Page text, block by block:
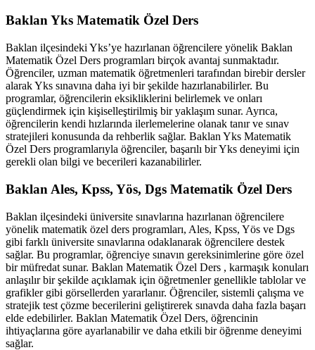
Baklan Yks Matematik Özel Ders
Baklan ilçesindeki Yks’ye hazırlanan öğrencilere yönelik Baklan
Matematik Özel Ders programları birçok avantaj sunmaktadır.
Öğrenciler, uzman matematik öğretmenleri tarafından birebir dersler
alarak Yks sınavına daha iyi bir şekilde hazırlanabilirler. Bu
programlar, öğrencilerin eksikliklerini belirlemek ve onları
güçlendirmek için kişiselleştirilmiş bir yaklaşım sunar. Ayrıca,
öğrencilerin kendi hızlarında ilerlemelerine olanak tanır ve sınav
stratejileri konusunda da rehberlik sağlar. Baklan Yks Matematik
Özel Ders programlarıyla öğrenciler, başarılı bir Yks deneyimi için
gerekli olan bilgi ve becerileri kazanabilirler.
Baklan Ales, Kpss, Yös, Dgs Matematik Özel Ders
Baklan ilçesindeki üniversite sınavlarına hazırlanan öğrencilere
yönelik matematik özel ders programları, Ales, Kpss, Yös ve Dgs
gibi farklı üniversite sınavlarına odaklanarak öğrencilere destek
sağlar. Bu programlar, öğrenciye sınavın gereksinimlerine göre özel
bir müfredat sunar. Baklan Matematik Özel Ders , karmaşık konuları
anlaşılır bir şekilde açıklamak için öğretmenler genellikle tablolar ve
grafikler gibi görsellerden yararlanır. Öğrenciler, sistemli çalışma ve
stratejik test çözme becerilerini geliştirerek sınavda daha fazla başarı
elde edebilirler. Baklan Matematik Özel Ders, öğrencinin
ihtiyaçlarına göre ayarlanabilir ve daha etkili bir öğrenme deneyimi
sağlar.